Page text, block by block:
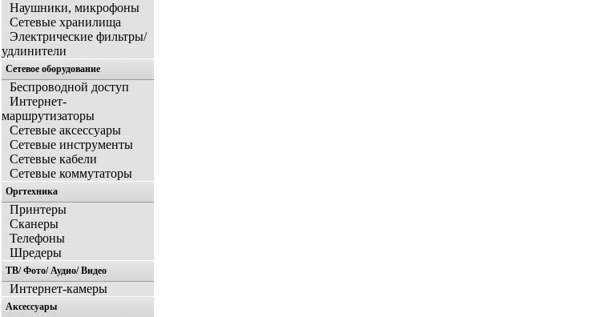
Наушники, микрофоны
Сетевые хранилища
Электрические фильтры/
удлинители
Сетевое оборудование
Беспроводной доступ
Интернет-
маршрутизаторы
Сетевые аксессуары
Сетевые инструменты
Сетевые кабели
Сетевые коммутаторы
Оргтехника
Принтеры
Сканеры
Телефоны
Шредеры
ТВ/ Фото/ Аудио/ Видео
Интернет-камеры
Аксессуары